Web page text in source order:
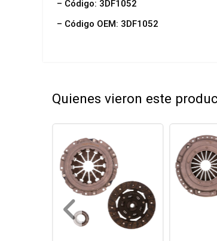
– Código: 3DF1052
– Código OEM: 3DF1052
Quienes vieron este